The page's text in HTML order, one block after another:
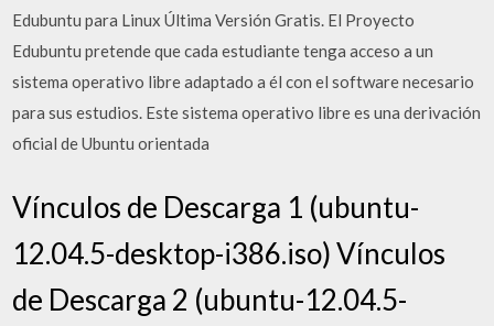
Edubuntu para Linux Última Versión Gratis. El Proyecto
Edubuntu pretende que cada estudiante tenga acceso a un
sistema operativo libre adaptado a él con el software necesario
para sus estudios. Este sistema operativo libre es una derivación
oficial de Ubuntu orientada
Vínculos de Descarga 1 (ubuntu-
12.04.5-desktop-i386.iso) Vínculos
de Descarga 2 (ubuntu-12.04.5-